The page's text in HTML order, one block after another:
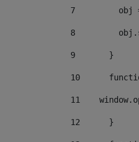
7
8
9
	}
10
11
12
	}